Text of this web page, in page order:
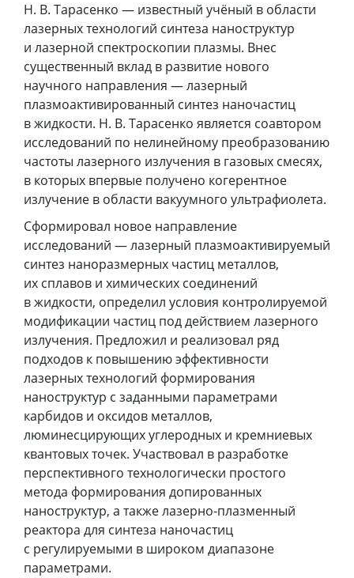
Н. В. Тарасенко — известный учёный в области
лазерных технологий синтеза наноструктур
и лазерной спектроскопии плазмы. Внес
существенный вклад в развитие нового
научного направления — лазерный
плазмоактивированный синтез наночастиц
в жидкости. Н. В. Тарасенко является соавтором
исследований по нелинейному преобразованию
частоты лазерного излучения в газовых смесях,
в которых впервые получено когерентное
излучение в области вакуумного ультрафиолета.
Сформировал новое направление
исследований — лазерный плазмоактивируемый
синтез наноразмерных частиц металлов,
их сплавов и химических соединений
в жидкости, определил условия контролируемой
модификации частиц под действием лазерного
излучения. Предложил и реализовал ряд
подходов к повышению эффективности
лазерных технологий формирования
наноструктур с заданными параметрами
карбидов и оксидов металлов,
люминесцирующих углеродных и кремниевых
квантовых точек. Участвовал в разработке
перспективного технологически простого
метода формирования допированных
наноструктур, а также лазерно-плазменный
реактора для синтеза наночастиц
с регулируемыми в широком диапазоне
параметрами.